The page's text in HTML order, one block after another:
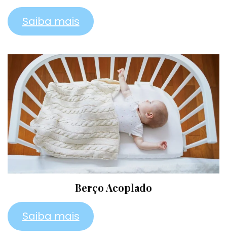
Saiba mais
Berço Acoplado
Saiba mais